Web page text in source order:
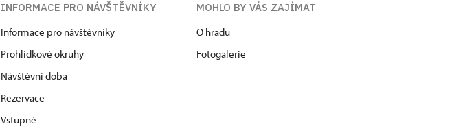
INFORMACE PRO NÁVŠTĚVNÍKY
Informace pro návštěvníky
Prohlídkové okruhy
Návštěvní doba
Rezervace
Vstupné
MOHLO BY VÁS ZAJÍMAT
O hradu
Fotogalerie